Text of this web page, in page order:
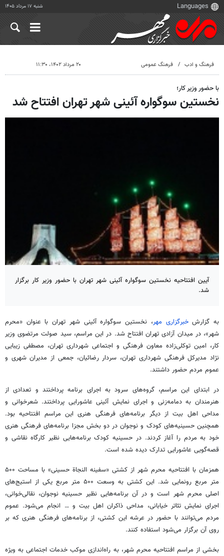
شنبه ۱۷ مرداد ۱۴۰۵
فرهنگ و ادب فرهنگ عمومی ۲۰ مرداد ۱۴۰۲، ۱۱:۳۰
با حضور وزیر کار؛
نخستین سوگواره آئینی شهر تهران افتتاح شد
آیین افتتاحیه نخستین سوگواره آئینی شهر تهران با حضور وزیر کار برگزار
شد.
به گزارشخبرگزاری مهر، نخستین سوگواره آئینی شهر تهران با عنوان «محرم
شهر»، در میدان آزادی تهران افتتاح شد. در این مراسم، سید صولتمرتضوی وزیر
کار، امین توکلی‌زاده معاون فرهنگی و اجتماعی شهرداری تهران، مصطفی زیبایی
نژاد مدیرکل فرهنگی شهرداری تهران، سردار رضائیان، جمعی از مدیران شهری و
عموم مردم حضور داشتند.
در ابتدای این مراسم، گروه‌های سرود به اجرای برنامه پرداختند و تعدادی از
هنرمندان به دمامه‌زنی و اجرای نمایش آئینی عاشورایی پرداختند. شعرخوانی و
مداحی اهل بیت از دیگر برنامه‌های فرهنگی هنری این مراسم افتتاحیه بود.
همچنین حسینیه‌های کودک و نوجوان در دو بخش مجزا برنامه‌های فرهنگی هنری
خود به مردم را آغاز کردند. در حسینیه کودک برنامه‌هایی نظیر کارگاه نقاشی و
قصه‌گویی عاشورایی تدارک دیده شده است.
همزمان با افتتاحیه محرم شهر از کشتی «سفینه النجاة حسینی» با مساحت ۵۰۰
متر مربع رونمایی شد. این کشتی به وسعت ۵۰۰ متر مربع یکی از استیج‌های
اصلی محرم شهر است و در آن برنامه‌هایی نظیر حسینیه نوجوان، نقالی‌خوانی،
اجرای نمایش تئاتر خیابانی، مداحی ذاکران اهل بیت و … انجام می‌شود. عموم
مردم می‌توانند با حضور در عرشه این کشتی، از برنامه‌های فرهنگی هنری که بر
روی آن برگزار می‌شود استفاده کنند.
بخشی از مراسم افتتاحیه محرم شهر، به راه‌اندازی موکب خدمات اجتماعی به ویژه